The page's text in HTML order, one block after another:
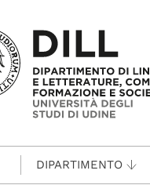
contenuto principale
DIPARTIMENTO